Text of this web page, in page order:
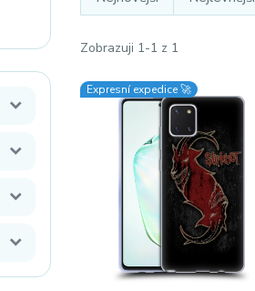
Zobrazuji 1-1 z 1
Expresní expedice 🚀